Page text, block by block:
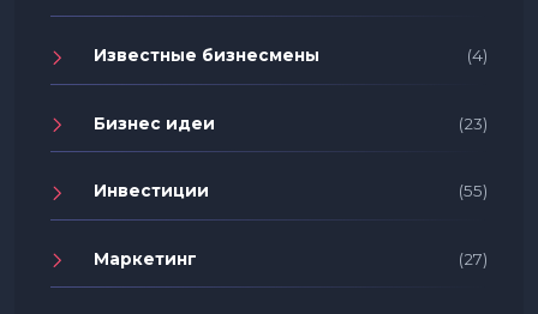
Известные бизнесмены (4)
Бизнес идеи (23)
Инвестиции (55)
Маркетинг (27)